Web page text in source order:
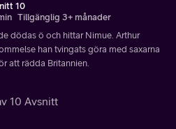
10
Tillgänglig 3+ månader
dödas ö och hittar Nimue. Arthur
han tvingats göra med saxarna
att rädda Britannien.
10 Avsnitt